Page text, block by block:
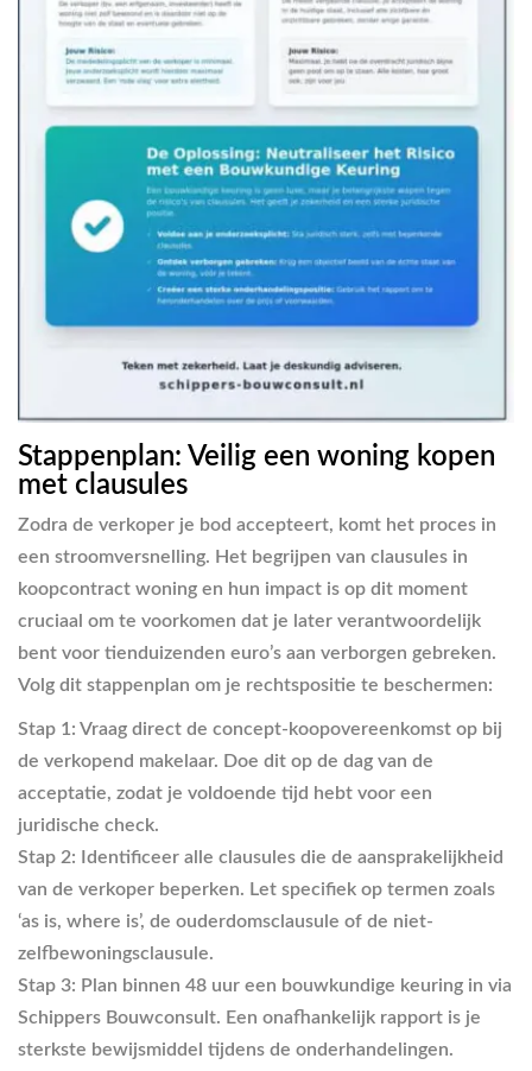
Stappenplan: Veilig een woning kopen
met clausules
Zodra de verkoper je bod accepteert, komt het proces in
een stroomversnelling. Het begrijpen van clausules in
koopcontract woning en hun impact is op dit moment
cruciaal om te voorkomen dat je later verantwoordelijk
bent voor tienduizenden euro’s aan verborgen gebreken.
Volg dit stappenplan om je rechtspositie te beschermen:
Stap 1: Vraag direct de concept-koopovereenkomst op bij
de verkopend makelaar. Doe dit op de dag van de
acceptatie, zodat je voldoende tijd hebt voor een
juridische check.
Stap 2: Identificeer alle clausules die de aansprakelijkheid
van de verkoper beperken. Let specifiek op termen zoals
‘as is, where is’, de ouderdomsclausule of de niet-
zelfbewoningsclausule.
Stap 3: Plan binnen 48 uur een bouwkundige keuring in via
Schippers Bouwconsult. Een onafhankelijk rapport is je
sterkste bewijsmiddel tijdens de onderhandelingen.